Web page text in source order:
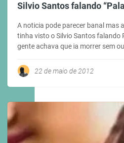
Silvio Santos falando
A noticia pode parecer banal mas
tinha visto o Silvio Santos falando
gente achava que ia morrer sem
22 de maio de 2012